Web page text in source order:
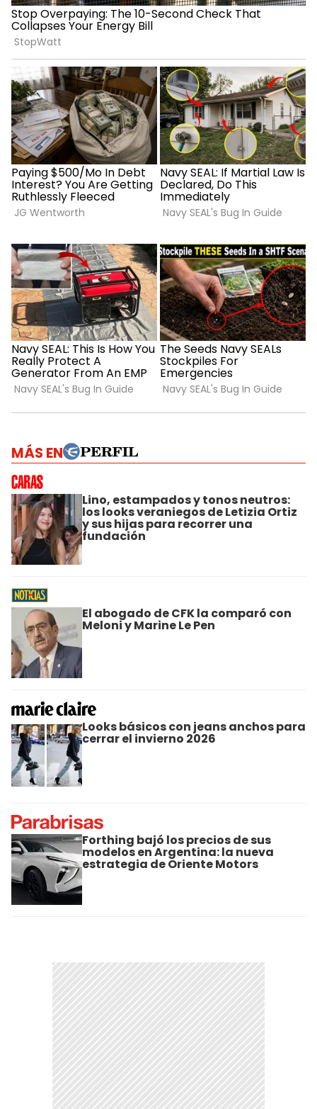
MÁS EN
Lino, estampados y tonos neutros:
los looks veraniegos de Letizia Ortiz
y sus hijas para recorrer una
fundación
El abogado de CFK la comparó con
Meloni y Marine Le Pen
Looks básicos con jeans anchos para
cerrar el invierno 2026
Forthing bajó los precios de sus
modelos en Argentina: la nueva
estrategia de Oriente Motors